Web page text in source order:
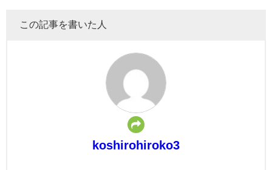
この記事を書いた人
koshirohiroko3